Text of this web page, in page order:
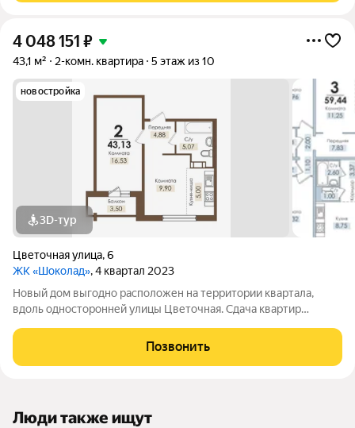
4 048 151 ₽
43,1 м² 2-комн. квартира 5 этаж из 10
новостройка
3D-тур
Цветочная улица,6
ЖК «Шоколад», 4 квартал 2023
Новый дом выгодно расположен на территории квартала,
вдоль односторонней улицы Цветочная. Сдача квартир
Позвонить
Люди также ищут